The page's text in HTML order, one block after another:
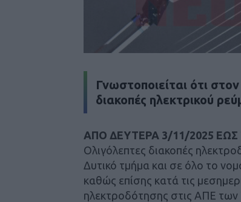
Γνωστοποιείται ότι
διακοπές ηλεκτρικού
ΑΠΟ ΔΕΥΤΕΡΑ 3/11/2025 ΕΩΣ
Ολιγόλεπτες διακοπές
Δυτικό τμήμα και σε όλο το
καθώς επίσης κατά τις
ηλεκτροδότησης στις ΑΠΕ των